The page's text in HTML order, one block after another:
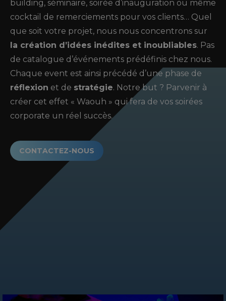
building, séminaire, soirée d’inauguration ou même
cocktail de remerciements pour vos clients… Quel
que soit votre projet, nous nous concentrons sur
la création d’idées inédites et inoubliables. Pas
de catalogue d’événements prédéfinis chez nous.
Chaque event est ainsi précédé d’une phase de
réflexion et de stratégie. Notre but ? Parvenir à
créer cet effet « Waouh » qui fera de vos soirées
corporate un réel succès.
CONTACTEZ-NOUS